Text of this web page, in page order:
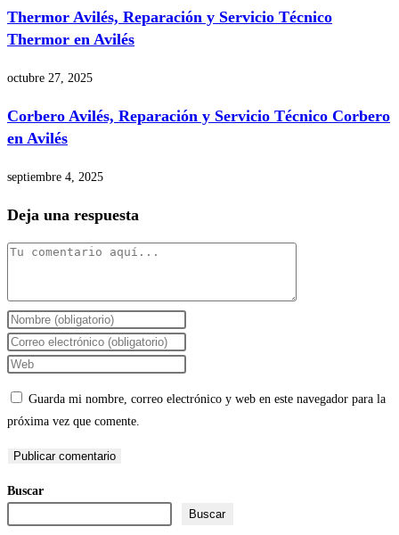
Thermor Avilés, Reparación y Servicio Técnico
Thermor en Avilés
octubre 27, 2025
Corbero Avilés, Reparación y Servicio Técnico Corbero
en Avilés
septiembre 4, 2025
Deja una respuesta
Comentario
Introduce
tu
nombre
de
usuario
comentar
Introduce
tu
correo
electrónico
comentar
Introduce
de
tu
(opcional)
Guarda mi nombre, correo electrónico y web en este navegador para la
próxima vez que comente.
Buscar
Buscar